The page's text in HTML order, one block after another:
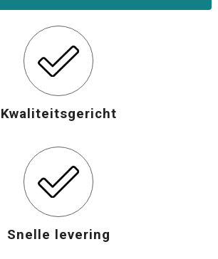
Kwaliteitsgericht
Snelle levering